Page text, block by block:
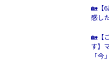
🏡【
感し
🏡【
す】
「